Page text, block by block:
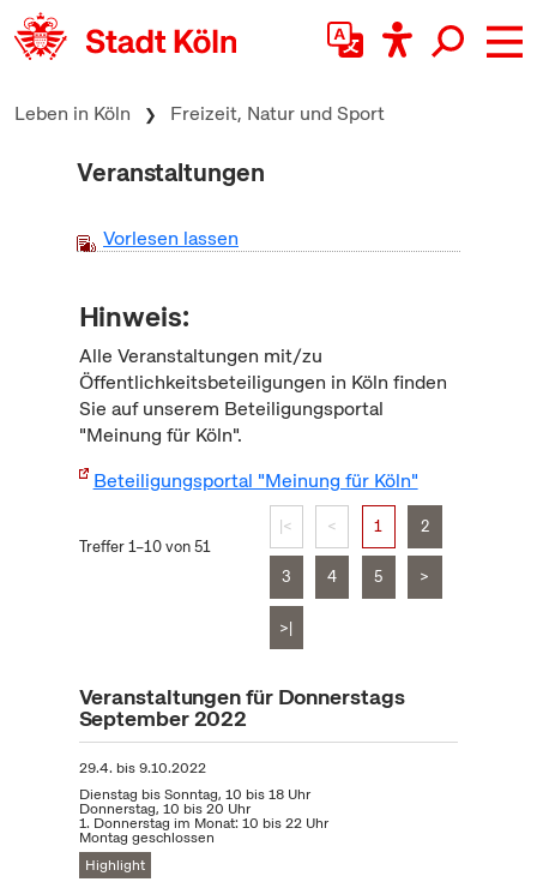
zum Inhalt springen
Leben in Köln Freizeit, Natur und Sport
Veranstaltungen
Vorlesen lassen
Hinweis:
Alle Veranstaltungen mit/zu
Öffentlichkeitsbeteiligungen in Köln finden
Sie auf unserem Beteiligungsportal
"Meinung für Köln".
Beteiligungsportal "Meinung für Köln"
Treffer 1–10 von 51
|< < 1 2
3 4 5 >
>|
Veranstaltungen für Donnerstags
September 2022
29.4. bis9.10.2022
Dienstag bis Sonntag, 10 bis 18 Uhr
Donnerstag, 10 bis 20 Uhr
1. Donnerstag im Monat: 10 bis 22 Uhr
Montag geschlossen
Highlight